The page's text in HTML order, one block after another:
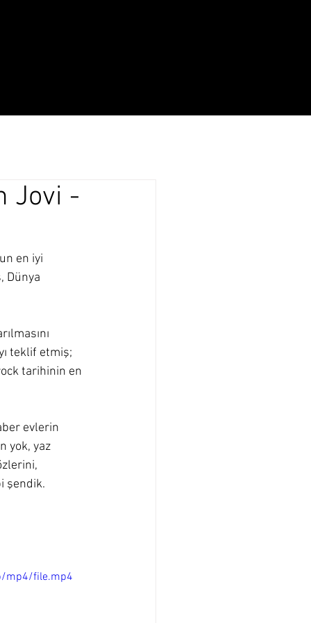
Jovi -
en iyi
Dünya
teklif etmiş;
tarihinin en
evlerin
yok, yaz
şendik.
mp4/file.mp4